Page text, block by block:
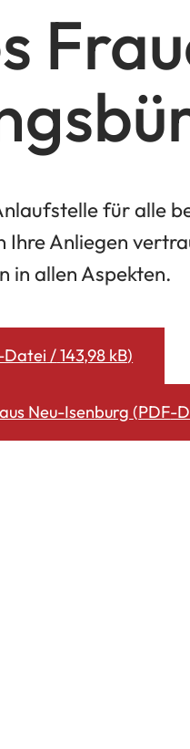
für alle
Ihre Anliegen
in allen Aspekten.
Datei 143,98 kB
Neu-Isenburg PDF-